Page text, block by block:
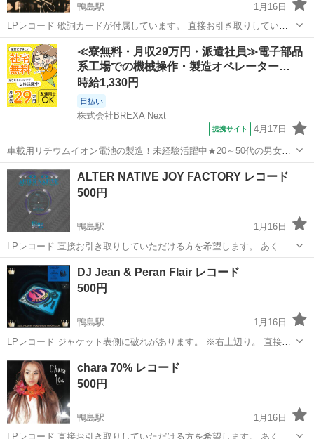
鴨島駅
1月16日
LPレコード 歌詞カードが付属しています。 直接お引き取りしていた
だける方を希望します。 あくまでも中古品です。 気に入ってもらえる
と幸いです。 よろしくお願いします。
徳島 吉野川市 鴨島駅 その他 レコード
≪寮無料・月収29万円・派遣社員≫電子部品
系工場での機械操作・製造オペレーター…
時給1,330円
日払い
株式会社BREXA Next
提携サイト 4月17日
車載用リチウムイオン電池の製造！未経験活躍中★20～50代の男女活
躍中！寮費無料★備品付き1R寮完備！自宅からマイカー通勤OK！無料
駐車場完備◎正社員登用制度あり！《徳島県板野郡松茂町》 人気の工
場のお仕事 ◇車載用リチウ...
徳島 その他
ALTER NATIVE JOY FACTORY レコード
500円
鴨島駅
1月16日
LPレコード 直接お引き取りしていただける方を希望します。 あくま
でも中古品です。 気に入ってもらえると幸いです。 よろしくお願いし
ます。
徳島 吉野川市
DJ Jean & Peran Flair レコード
500円
鴨島駅
1月16日
LPレコード ジャケット表側に破れがあります。 ※右上辺り。 直接お
引き取りしていただける方を希望します。 あくまでも中古品です。 気
に入ってもらえると幸いです。 よろしくお願いします。
徳島 吉野川市
chara 70% レコード
500円
鴨島駅
1月16日
LPレコード 直接お引き取りしていただける方を希望します。 あくま